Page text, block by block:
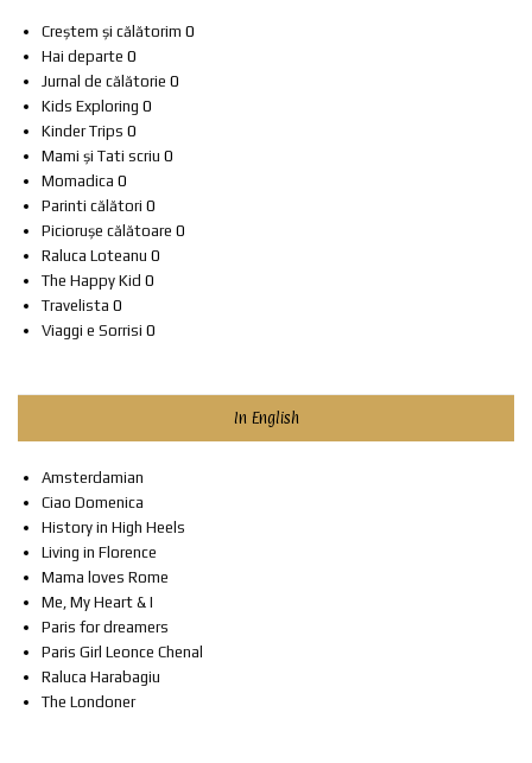
Creștem și călătorim 0
Hai departe 0
Jurnal de călătorie 0
Kids Exploring 0
Kinder Trips 0
Mami și Tati scriu 0
Momadica 0
Parinti călători 0
Piciorușe călătoare 0
Raluca Loteanu 0
The Happy Kid 0
Travelista 0
Viaggi e Sorrisi 0
In English
Amsterdamian
Ciao Domenica
History in High Heels
Living in Florence
Mama loves Rome
Me, My Heart & I
Paris for dreamers
Paris Girl Leonce Chenal
Raluca Harabagiu
The Londoner